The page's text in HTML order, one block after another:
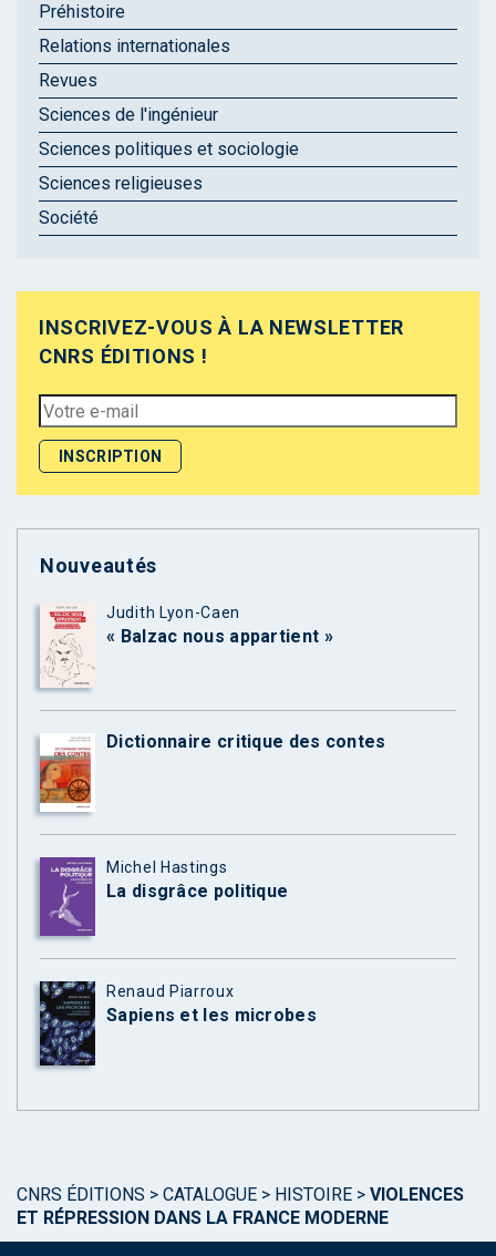
Préhistoire
Relations internationales
Revues
Sciences de l'ingénieur
Sciences politiques et sociologie
Sciences religieuses
Société
INSCRIVEZ-VOUS À LA NEWSLETTER
CNRS ÉDITIONS !
Nouveautés
Judith Lyon-Caen
« Balzac nous appartient »
Dictionnaire critique des contes
Michel Hastings
La disgrâce politique
Renaud Piarroux
Sapiens et les microbes
CNRS ÉDITIONS > CATALOGUE > HISTOIRE > VIOLENCES
ET RÉPRESSION DANS LA FRANCE MODERNE